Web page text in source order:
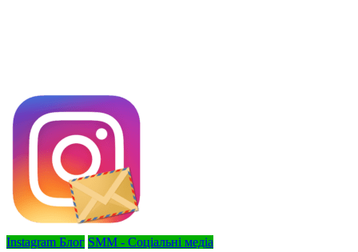
Instagram Блог SMM - Соціальні медіа